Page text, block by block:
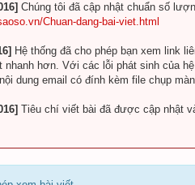
Chúng tôi đã cập nhật chuẩn số
Chuan-dang-bai-viet.html
Hệ thống đã cho phép bạn xem link
hơn. Với các lỗi phát sinh của
dung email có đính kèm file chụp
Tiêu chí viết bài đã được cập nhật